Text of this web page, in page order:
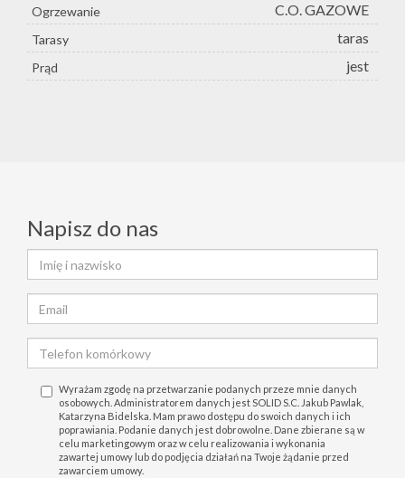
Ogrzewanie C.O. GAZOWE
Tarasy taras
Prąd jest
Napisz do nas
Wyrażam zgodę na przetwarzanie podanych przeze mnie danych
osobowych. Administratorem danych jest SOLID S.C. Jakub Pawlak,
Katarzyna Bidelska. Mam prawo dostępu do swoich danych i ich
poprawiania. Podanie danych jest dobrowolne. Dane zbierane są w
celu marketingowym oraz w celu realizowania i wykonania
zawartej umowy lub do podjęcia działań na Twoje żądanie przed
zawarciem umowy.